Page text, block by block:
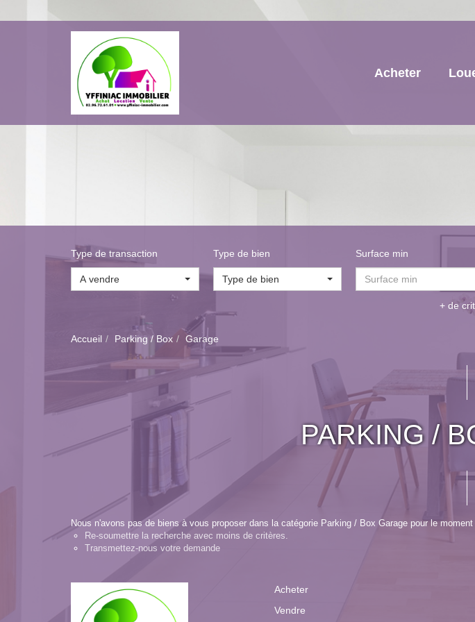
Acheter
Type de transaction
A vendre
Type de bien
Type de bien
Surface min
+ de
Accueil Parking / Box Garage
PARKING /
Nous n'avons pas de biens à vous proposer dans la catégorie Parking / Box Garage pour le
Re-soumettre la recherche avec moins de critères.
Transmettez-nous votre demande
Acheter
Vendre